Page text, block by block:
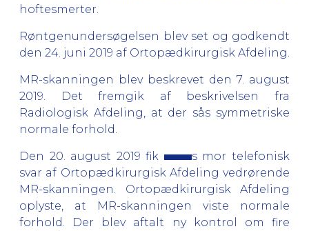
hoftesmerter.
Røntgenundersøgelsen blev set og godkendt
den 24. juni 2019 af Ortopædkirurgisk Afdeling.
MR-skanningen blev beskrevet den 7. august
2019. Det fremgik af beskrivelsen fra
Radiologisk Afdeling, at der sås symmetriske
normale forhold.
Den 20. august 2019 fik
s mor telefonisk
svar af Ortopædkirurgisk Afdeling vedrørende
MR-skanningen. Ortopædkirurgisk Afdeling
oplyste, at MR-skanningen viste normale
forhold. Der blev aftalt ny kontrol om fire